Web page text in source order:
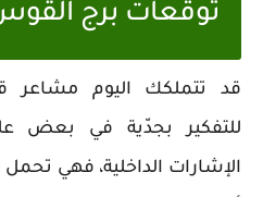
توقعات برج
قد تتملكك اليوم مشاعر
للتفكير بجدّية في بعض
الإشارات الداخلية، فهي